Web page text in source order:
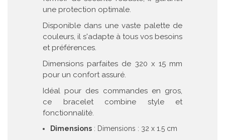
une protection optimale.
Disponible dans une vaste palette de
couleurs, il s'adapte à tous vos besoins
et préférences.
Dimensions parfaites de 320 x 15 mm
pour un confort assuré.
Idéal pour des commandes en gros,
ce bracelet combine style et
fonctionnalité.
Dimensions : Dimensions : 32 x 1.5 cm